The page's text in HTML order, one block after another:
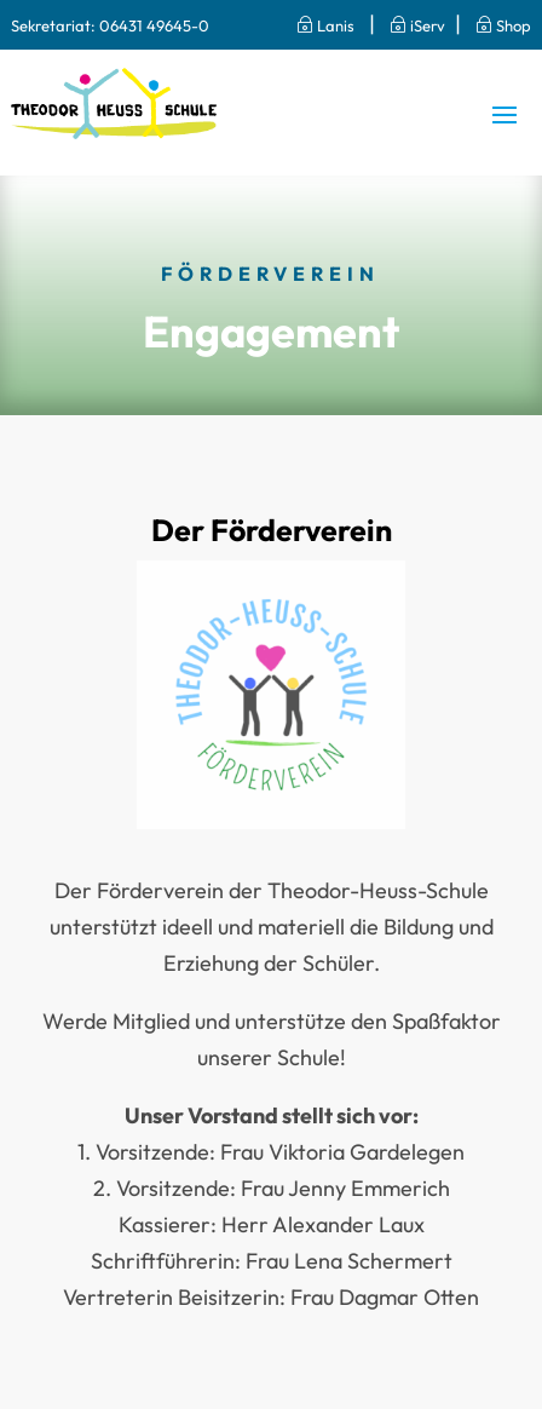
Sekretariat: 06431 49645-0 ~ Lanis | ~ iServ | ~ Shop
FÖRDERVEREIN
Engagement
Der Förderverein
Der Förderverein der Theodor-Heuss-Schule
unterstützt ideell und materiell die Bildung und
Erziehung der Schüler.
Werde Mitglied und unterstütze den Spaßfaktor
unserer Schule!
Unser Vorstand stellt sich vor:
1. Vorsitzende: Frau Viktoria Gardelegen
2. Vorsitzende: Frau Jenny Emmerich
Kassierer: Herr Alexander Laux
Schriftführerin: Frau Lena Schermert
Vertreterin Beisitzerin: Frau Dagmar Otten